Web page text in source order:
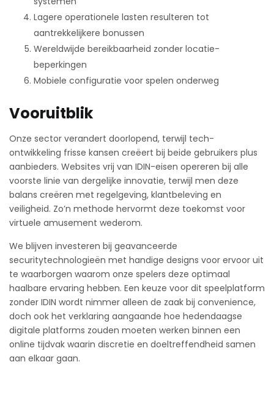
Lagere operationele lasten resulteren tot
aantrekkelijkere bonussen
Wereldwijde bereikbaarheid zonder locatie-
beperkingen
Mobiele configuratie voor spelen onderweg
Vooruitblik
Onze sector verandert doorlopend, terwijl tech-
ontwikkeling frisse kansen creëert bij beide gebruikers plus
aanbieders. Websites vrij van IDIN-eisen opereren bij alle
voorste linie van dergelijke innovatie, terwijl men deze
balans creëren met regelgeving, klantbeleving en
veiligheid. Zo’n methode hervormt deze toekomst voor
virtuele amusement wederom.
We blijven investeren bij geavanceerde
securitytechnologieën met handige designs voor ervoor uit
te waarborgen waarom onze spelers deze optimaal
haalbare ervaring hebben. Een keuze voor dit speelplatform
zonder IDIN wordt nimmer alleen de zaak bij convenience,
doch ook het verklaring aangaande hoe hedendaagse
digitale platforms zouden moeten werken binnen een
online tijdvak waarin discretie en doeltreffendheid samen
aan elkaar gaan.